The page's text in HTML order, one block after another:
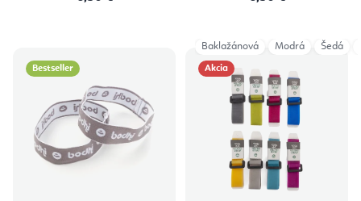
Bestseller Akcia
Baklažánová Modrá Šedá